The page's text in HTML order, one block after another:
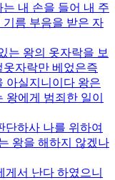
내 손을 들어 내 주
름 부음을 받은 자
는 왕의 옷자락을 보
자락만 베었은즉
아실지니이다 왕은
에게 범죄한 일이
단하사 나를 위하여
왕을 해하지 않겠나
서 난다 하였으니